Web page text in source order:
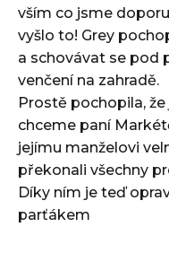
vším co jsme
vyšlo to! Grey
a schovávat se pod
venčení na zahradě.
Prostě pochopila,
chceme paní
jejímu manželovi
překonali všechny
Díky ním je teď
parťákem